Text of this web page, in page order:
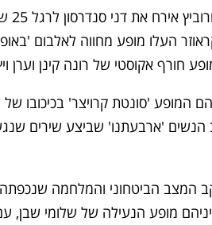
העלו מופע מחווה לאלבום
חורף אקוסטי של רונה קינן וערן
'סונטת קרויצר' בכיכובו של
הנשים 'ארבעתנו' שביצע שירים
המצב הביטחוני והמלחמה שנכפתה
מופע הנעילה של שלומי